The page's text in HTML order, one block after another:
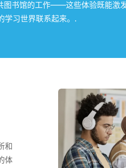
图书馆的工作——这些体验既能激
学习世界联系起来。.
和
体